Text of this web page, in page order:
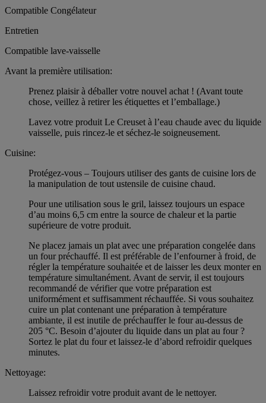
Compatible Congélateur
Entretien
Compatible lave-vaisselle
Avant la première utilisation:
Prenez plaisir à déballer votre nouvel achat ! (Avant toute
chose, veillez à retirer les étiquettes et l’emballage.)
Lavez votre produit Le Creuset à l’eau chaude avec du liquide
vaisselle, puis rincez-le et séchez-le soigneusement.
Cuisine:
Protégez-vous – Toujours utiliser des gants de cuisine lors de
la manipulation de tout ustensile de cuisine chaud.
Pour une utilisation sous le gril, laissez toujours un espace
d’au moins 6,5 cm entre la source de chaleur et la partie
supérieure de votre produit.
Ne placez jamais un plat avec une préparation congelée dans
un four préchauffé. Il est préférable de l’enfourner à froid, de
régler la température souhaitée et de laisser les deux monter en
température simultanément. Avant de servir, il est toujours
recommandé de vérifier que votre préparation est
uniformément et suffisamment réchauffée. Si vous souhaitez
cuire un plat contenant une préparation à température
ambiante, il est inutile de préchauffer le four au-dessus de
205 °C. Besoin d’ajouter du liquide dans un plat au four ?
Sortez le plat du four et laissez-le d’abord refroidir quelques
minutes.
Nettoyage:
Laissez refroidir votre produit avant de le nettoyer.